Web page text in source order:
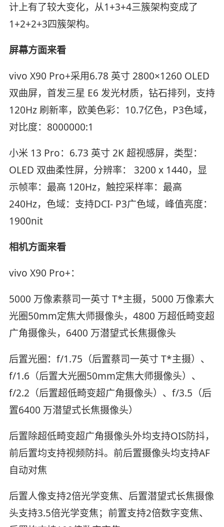
计上有了较大变化，从1+3+4三簇架构变成了
1+2+2+3四簇架构。
屏幕方面来看
vivo X90 Pro+采用6.78 英寸 2800×1260 OLED
双曲屏，首发三星 E6 发光材质，钻石排列，支持
120Hz 刷新率，欧美色彩：10.7亿色，P3色域，
对比度：8000000:1
小米 13 Pro：6.73 英寸 2K 超视感屏，类型：
OLED 双曲柔性屏，分辨率： 3200 x 1440，显
示帧率：最高 120Hz，触控采样率：最高
240Hz，色域：支持DCI- P3广色域，峰值亮度：
1900nit
相机方面来看
vivo X90 Pro+：
5000 万像素蔡司一英寸 T*主摄，5000 万像素大
光圈50mm定焦大师摄像头，4800 万超低畸变超
广⻆摄像头，6400 万潜望式长焦摄像头
后置光圈：f/1.75（后置蔡司一英寸 T*主摄）、
f/1.6（后置大光圈50mm定焦大师摄像头）、
f/2.2（后置超低畸变超广⻆摄像头）、f/3.5（后
置6400 万潜望式长焦摄像头）
后置除超低畸变超广⻆摄像头外均支持OIS防抖，
前后置均支持视频防抖。前后置摄像头均支持AF
自动对焦
后置人像支持2倍光学变焦、后置潜望式长焦摄像
头支持3.5倍光学变焦；前置支持2倍数字变焦、